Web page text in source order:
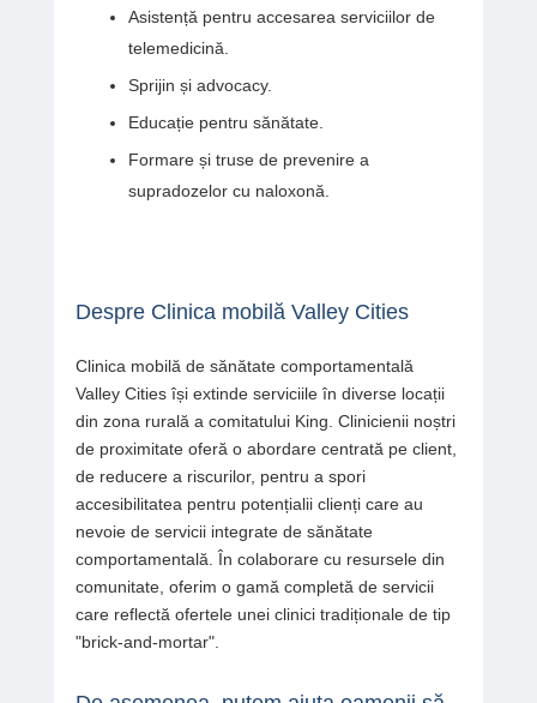
Asistență pentru accesarea serviciilor de
telemedicină.
Sprijin și advocacy.
Educație pentru sănătate.
Formare și truse de prevenire a
supradozelor cu naloxonă.
Despre Clinica mobilă Valley Cities
Clinica mobilă de sănătate comportamentală
Valley Cities își extinde serviciile în diverse locații
din zona rurală a comitatului King. Clinicienii noștri
de proximitate oferă o abordare centrată pe client,
de reducere a riscurilor, pentru a spori
accesibilitatea pentru potențialii clienți care au
nevoie de servicii integrate de sănătate
comportamentală. În colaborare cu resursele din
comunitate, oferim o gamă completă de servicii
care reflectă ofertele unei clinici tradiționale de tip
"brick-and-mortar".